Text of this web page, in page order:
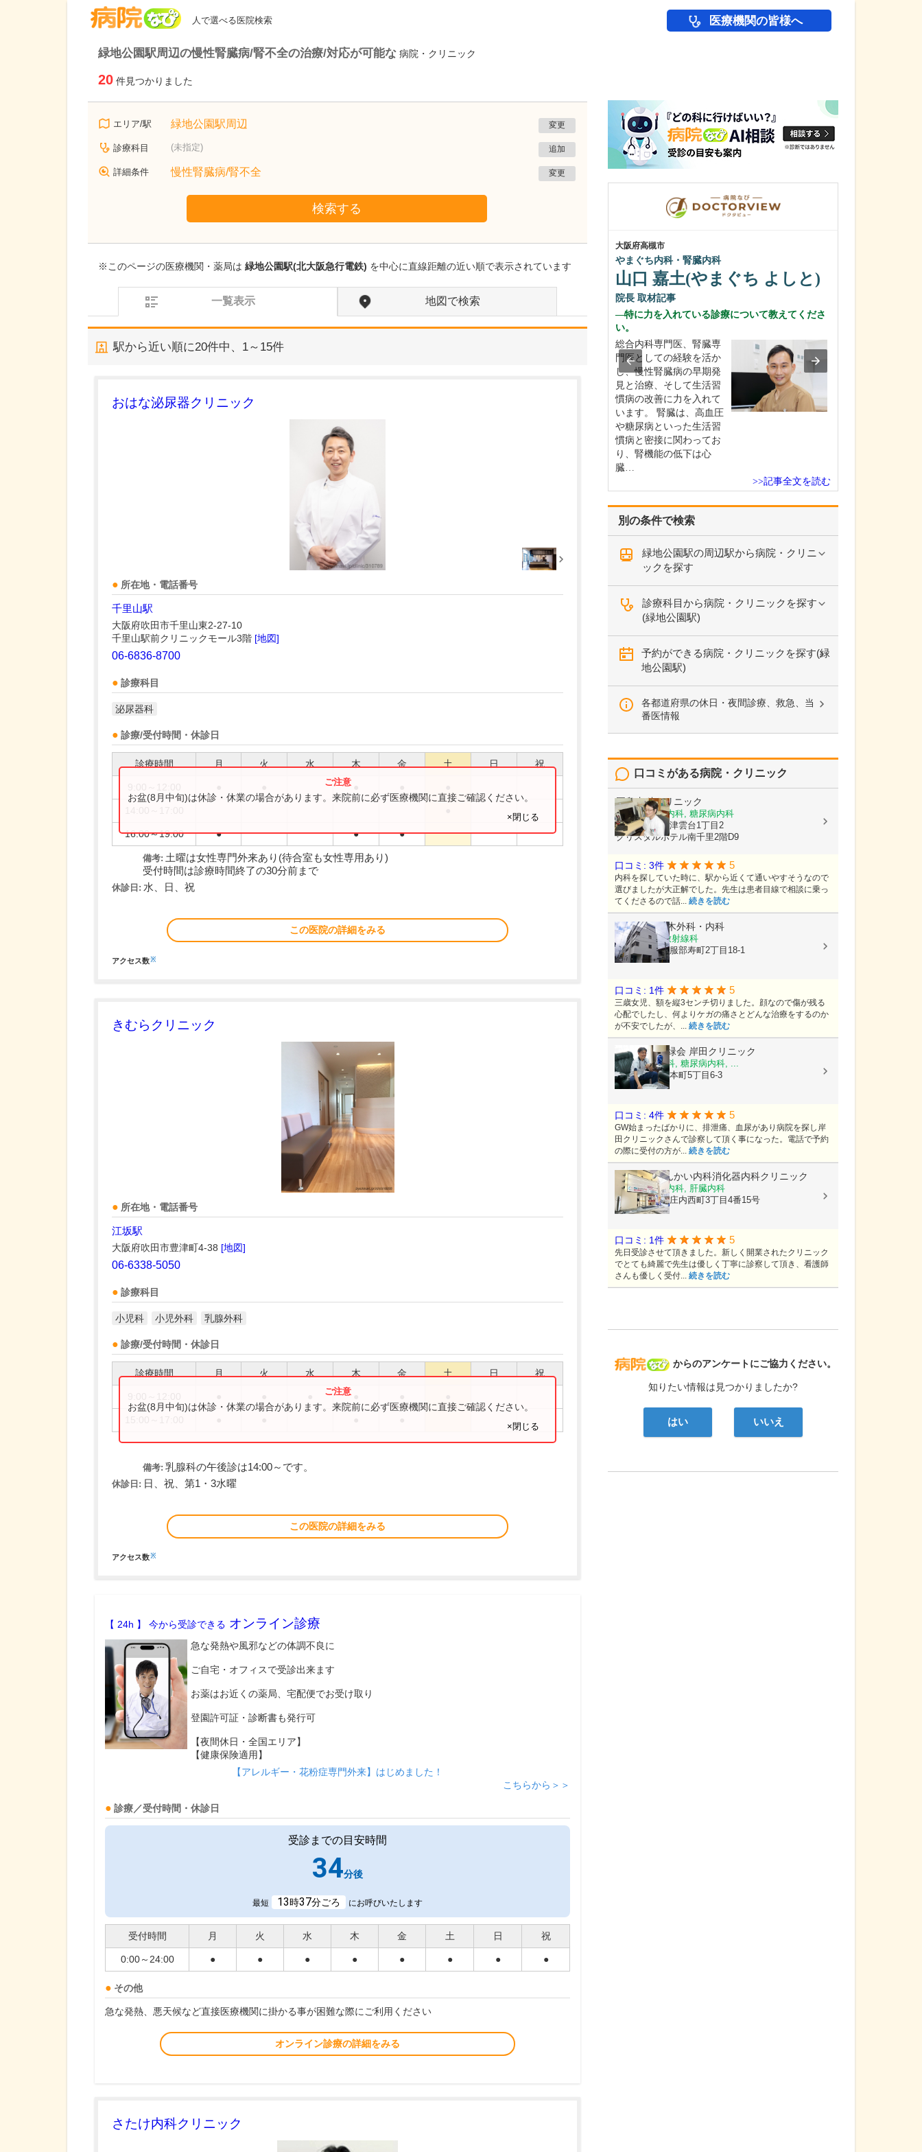
人で選べる医院検索 医療機関の皆様へ
緑地公園駅周辺の慢性腎臓病/腎不全の治療/対応が可能な 病院・クリニック
20 件見つかりました
エリア/駅 緑地公園駅周辺 変更
診療科目 (未指定) 追加
詳細条件 慢性腎臓病/腎不全 変更
検索する
※このページの医療機関・薬局は 緑地公園駅(北大阪急行電鉄) を中心に直線距離の近い順で表示されています
一覧表示 地図で検索
駅から近い順に20件中、 1～15件
おはな泌尿器クリニック
所在地・電話番号
千里山駅
大阪府吹田市千里山東2-27-10
千里山駅前クリニックモール3階 [地図]
06-6836-8700
診療科目
泌尿器科
診療/受付時間・休診日
診療時間 月 火 水 木 金 土 日 祝
16:00～19:00 ● ● ●
お盆(8月中旬)は休診・休業の場合があります。来院前に必ず医療機関に直接ご確認ください。
×閉じる
備考: 土曜は女性専門外来あり(待合室も女性専用あり)
受付時間は診療時間終了の30分前まで
休診日: 水、日、祝
この医院の詳細をみる
アクセス数※
きむらクリニック
所在地・電話番号
江坂駅
大阪府吹田市豊津町4-38 [地図]
06-6338-5050
診療科目
小児科 小児外科 乳腺外科
診療/受付時間・休診日
診療時間 月 火 水 木 金 土 日 祝
お盆(8月中旬)は休診・休業の場合があります。来院前に必ず医療機関に直接ご確認ください。
×閉じる
備考: 乳腺科の午後診は14:00～です。
休診日: 日、祝、第1・3水曜
この医院の詳細をみる
アクセス数※
【 24h 】 今から受診できる オンライン診療
急な発熱や風邪などの体調不良に
ご自宅・オフィスで受診出来ます
お薬はお近くの薬局、宅配便でお受け取り
登園許可証・診断書も発行可
【夜間休日・全国エリア】
【健康保険適用】
【アレルギー・花粉症専門外来】はじめました！
こちらから＞＞
診療／受付時間・休診日
受診までの目安時間
34分後
最短 13時37分ごろ にお呼びいたします
受付時間 月 火 水 木 金 土 日 祝
0:00～24:00 ● ● ● ● ● ● ● ●
その他
急な発熱、悪天候など直接医療機関に掛かる事が困難な際にご利用ください
オンライン診療の詳細をみる
さたけ内科クリニック
別の条件で検索
緑地公園駅の周辺駅から病院・クリニ
ックを探す
診療科目から病院・クリニックを探す
(緑地公園駅)
予約ができる病院・クリニックを探す(緑
地公園駅)
各都道府県の休日・夜間診療、救急、当
番医情報
病院なび
からのアンケートにご協力ください。
知りたい情報は見つかりましたか?
はい いいえ
口コミがある病院・クリニック
岡島内科クリニック
内科, 循環器内科, 糖尿病内科
大阪府吹田市津雲台1丁目2
クリスタルホテル南千里2階D9
口コミ: 3件 5
内科を探していた時に、駅から近くて通いやすそうなので
選びましたが大正解でした。先生は患者目線で相談に乗っ
てくださるので話... 続きを読む
医療法人三木外科・内科
内科, 外科, 放射線科
大阪府豊中市服部寿町2丁目18-1
口コミ: 1件 5
三歳女児、額を縦3センチ切りました。顔なので傷が残る
心配でしたし、何よりケガの痛さとどんな治療をするのか
が不安でしたが、... 続きを読む
医療法人 虹緑会 岸田クリニック
内科, 循環器科, 糖尿病内科, ...
大阪府豊中市本町5丁目6-3
口コミ: 4件 5
GW始まったばかりに、排泄痛、血尿があり病院を探し岸
田クリニックさんで診察して頂く事になった。電話で予約
の際に受付の方が... 続きを読む
庄内駅前しんかい内科消化器内科クリニック
内科, 消化器内科, 肝臓内科
大阪府豊中市庄内西町3丁目4番15号
口コミ: 1件 5
先日受診させて頂きました。新しく開業されたクリニック
でとても綺麗で先生は優しく丁寧に診察して頂き、看護師
さんも優しく受付... 続きを読む
大阪府大阪市住吉区
かわらだ心臓足血管クリニック
貴院の特徴を教えてください。
心臓病や血管病の方は足
に問題を抱えやすく、足
大阪府高槻市
やまぐち内科・腎臓内科
山口 嘉土(やまぐち よしと)
院長 取材記事
特に力を入れている診療について教えてくださ
い。
総合内科専門医、腎臓専
門医としての経験を活か
し、慢性腎臓病の早期発
見と治療、そして生活習
慣病の改善に力を入れて
います。 腎臓は、高血圧
や糖尿病といった生活習
慣病と密接に関わってお
り、腎機能の低下は心
臓…
>>記事全文を読む